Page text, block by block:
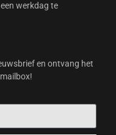
werkdag te
en ontvang het